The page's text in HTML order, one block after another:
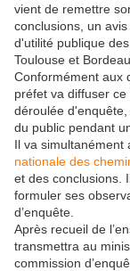
vient de remettre
conclusions, un
d'utilité publique
Toulouse et
Conformément aux
préfet va diffuser
déroulée
du public pendant
Il va
nationale des
et des conclusions.
formuler ses
d’enquête.
Après recueil de
transmettra au
commission